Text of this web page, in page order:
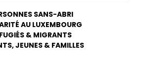
SANS-ABRI
AU LUXEMBOURG
& MIGRANTS
JEUNES & FAMILLES